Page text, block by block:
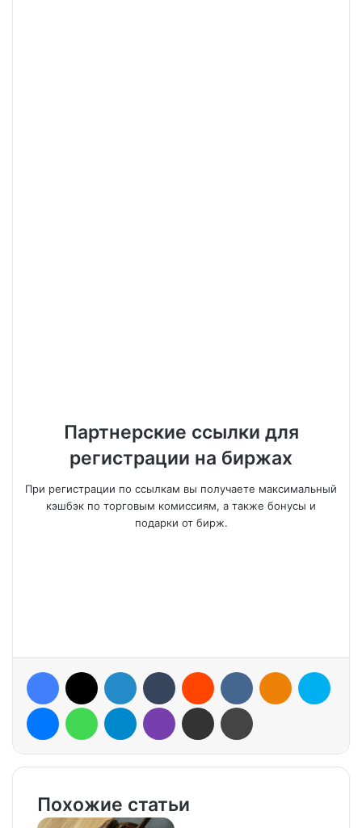
Партнерские ссылки для
регистрации на биржах
При регистрации по ссылкам вы получаете максимальный
кэшбэк по торговым комиссиям, а также бонусы и
подарки от бирж.
Похожие статьи